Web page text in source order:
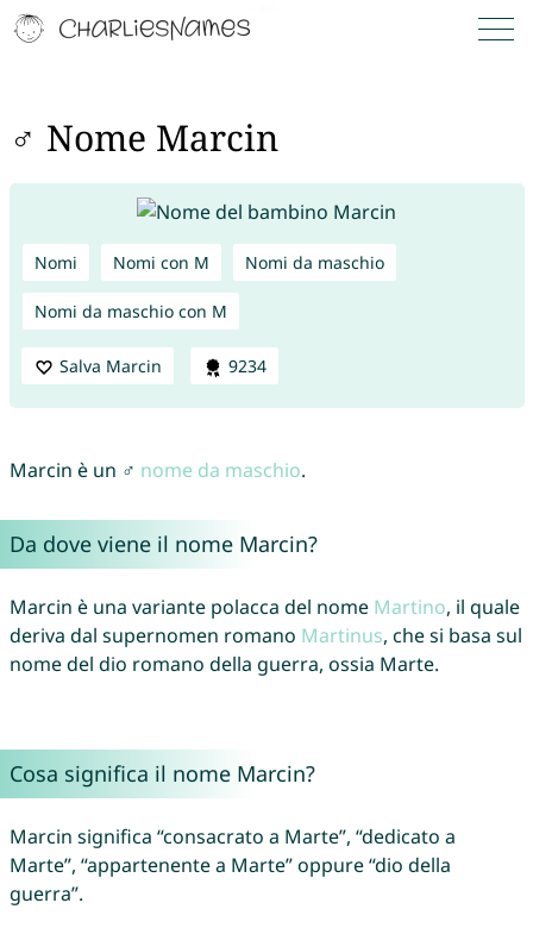
♂ Nome Marcin
Nomi Nomi con M Nomi da maschio
Nomi da maschio con M
Salva Marcin 9234
Marcin è un ♂ nome da maschio.
Da dove viene il nome Marcin?
Marcin è una variante polacca del nome Martino, il quale
deriva dal supernomen romano Martinus, che si basa sul
nome del dio romano della guerra, ossia Marte.
Cosa significa il nome Marcin?
Marcin significa “consacrato a Marte”, “dedicato a
Marte”, “appartenente a Marte” oppure “dio della
guerra”.